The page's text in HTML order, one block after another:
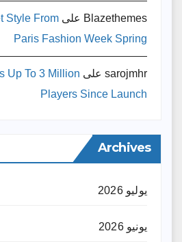
Blazethemes على Style From
Paris Fashion Week Spring
sarojmhr على Up To 3 Million
Players Since Launch
Archives
يوليو 2026
يونيو 2026